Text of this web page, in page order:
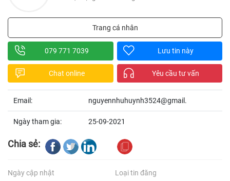
Trang cá nhân
079 771 7039 Lưu tin này
Chat online Yêu cầu tư vấn
Email: nguyennhuhuynh3524@gmail.
Ngày tham gia: 25-09-2021
Chia sẻ:
Ngày cập nhật Loại tin đăng